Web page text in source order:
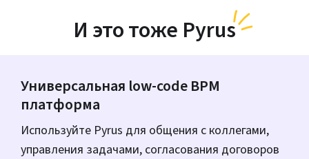
И это тоже Pyrus
Универсальная low-code ВРМ
платформа
Используйте Pyrus для общения с коллегами,
управления задачами, согласования договоров